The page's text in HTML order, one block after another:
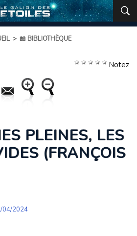
> 📖 BIBLIOTHÈQUE
Notez
PLEINES, LES
(FRANÇOIS
04/2024